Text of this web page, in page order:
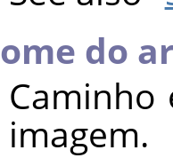
do
imagem.